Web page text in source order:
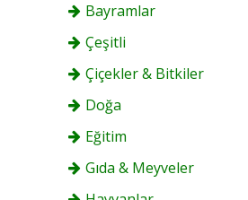
Bayramlar
Çeşitli
Çiçekler & Bitkiler
Doğa
Eğitim
Gıda & Meyveler